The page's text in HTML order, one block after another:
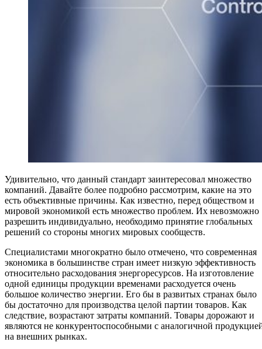
Удивительно, что данный стандарт заинтересовал множество
компаний. Давайте более подробно рассмотрим, какие на это
есть объективные причины. Как известно, перед обществом и
мировой экономикой есть множество проблем. Их невозможно
разрешить индивидуально, необходимо принятие глобальных
решений со стороны многих мировых сообществ.
Специалистами многократно было отмечено, что современная
экономика в большинстве стран имеет низкую эффективность
относительно расходования энергоресурсов. На изготовление
одной единицы продукции временами расходуется очень
большое количество энергии. Его бы в развитых странах было
бы достаточно для производства целой партии товаров. Как
следствие, возрастают затраты компаний. Товары дорожают и
являются не конкурентоспособными с аналогичной
на внешних рынках.